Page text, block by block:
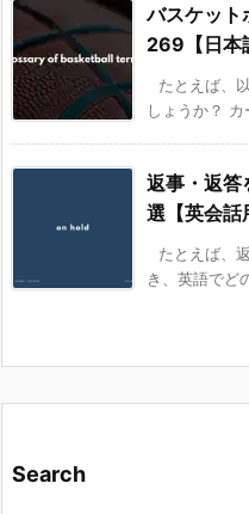
バスケット
269【日本
たとえば、
しょうか？
返事・返答
選【英会話
たとえば、
き、英語でど
Search